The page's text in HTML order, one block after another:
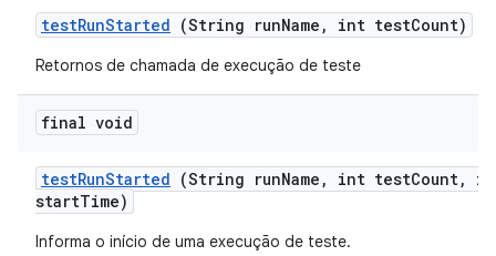
testRunStarted (String runName , int testCount)
Retornos de chamada de execução de teste
final void
testRunStarted (String runName , int testCount,
startTime)
Informa o início de uma execução de teste.